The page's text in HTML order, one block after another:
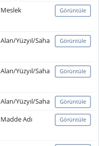
Meslek Görüntüle
Alan/Yüzyıl/Saha Görüntüle
Alan/Yüzyıl/Saha Görüntüle
Alan/Yüzyıl/Saha Görüntüle
Madde Adı Görüntüle